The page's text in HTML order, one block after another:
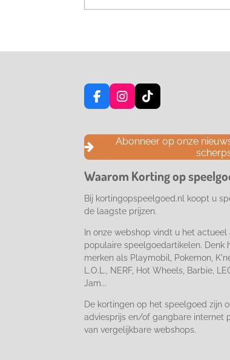
F
a
e
o
k
I
n
t
a
g
a
T
i
T
o
k
Abonneer op onze
Waarom Korting op
Bij kortingopspeelgoed.nl koopt u
de laagste prijzen.
In onze webshop vindt u het
populaire speelgoedartikelen. Denk
merken als Playmobil, Pokemon,
L.O.L., NERF, Hot Wheels, Barbie,
Jam...
De kortingen op het speelgoed zijn
adviesprijs en/of gangbare internet
van vergelijkbare webshops.